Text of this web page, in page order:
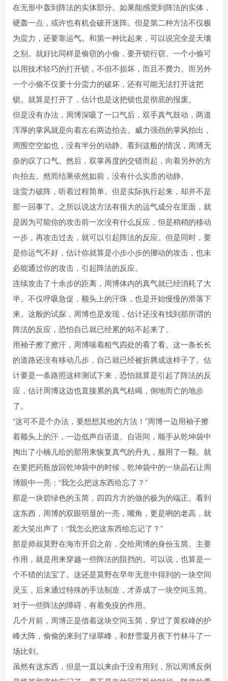
在无形中轰到阵法的实体部分。如果能感觉到阵法的实体，
硬轰一点，或许也有机会破开迷阵。但是第二种方法不仅极
为蛮力，还要靠运气。和第一种比起来，可以说完全是天壤
之别。就好比同样是偷窃的小偷，要开锁行窃。一个小偷可
以用技术轻巧的打开锁，不但不损坏，而且不费力。而另外
一个小偷不仅要十分蛮力的破坏，还有可能无法打开这把
锁。就算是打开了，估计也是这把锁也是彻底的报废。
但是没有办法，周博深吸了一口气后，双手真气鼓动，两道
浑厚的掌风就是向着左右两边拍去。威力强劲的掌风拍出，
周围空空如也，没有半分的动静。看到这般的情况，周博无
奈的叹了口气。然后，双掌再度的交错而起，向着另外的方
向拍去。然而结果依然如前，没有什么实质的动静。
这蛮力破阵，听着过程简单。但是实际执行起来，却并不是
那一回事了。之所以说这方法有很大的运气成分在里面，就
是因为可能你的攻击前一次没有什么反应，但是稍稍的移动
一步，再攻击过去，就可以引起阵法的反应。但是同时，要
是你运气不好，估计你就算是小步小步的挪动的攻击，也未
必能通过你的攻击，引起阵法的反应。
连续攻击了十余步的距离，周博体内的真气就已经消耗了大
半。不仅呼吸急促，额头上的汗珠，也是开始慢慢的滑落下
来。这般的试探，周博也是发现，估计还没有找到那所谓的
阵法的反应，恐怕自己就已经累的站不起来了。
用袖子擦了擦汗，周博喘着粗气四处的看了看。这一条长长
的道路还没有移动几步，自己就已经被折腾成这样子了。估
计要是一条路照这样测试下来，恐怕就算是引起了阵法的反
应，估计周博这边也直接累的真气枯竭，倒地而亡的地步
了。
“这可不是个办法，要想想其他的方法！”周博一边用袖子擦
着额头上的汗，一边低声自语道。自语间，顺手从乾坤袋中
掏出了小楠儿给的那用来恢复真气的丹丸，服用了一颗。就
在要把药瓶放回乾坤袋中的时候，乾坤袋中的一块晶石让周
博眼中一亮：“我怎么把这东西给忘了？”
那是一块碧绿色的玉简，四四方方的做的极为的端正。看到
这东西，周博的双眼明显的一亮，嘴角，更是咧的老高，就
差大笑出声了：“我怎么把这东西给忘记了？”
那是师叔莫野在海市开启之前，交给周博的身份玉简。主要
作用，就是用来穿越一些阵法的阻挡的。可以说，也算是一
个不错的法宝了。这还是莫野在早年无意中得到的一块空间
灵玉，后来通过特殊的手法制造，才弄成了一块空间玉简。
对于一些阵法的障碍，有着免疫的作用。
几个月前，周博正是借着这块空间玉简，穿过了黄权峰的护
峰大阵，偷偷的来到了绿翠峰，和舒雪凝月夜下竹林斗了一
场比剑。
虽然有这东西，但是一直以来由于没有用到，所以周博反倒